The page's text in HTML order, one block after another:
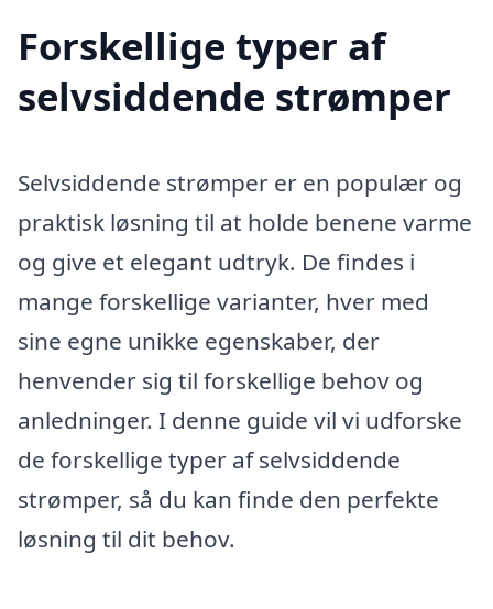
Forskellige typer af
selvsiddende strømper
Selvsiddende strømper er en populær og
praktisk løsning til at holde benene varme
og give et elegant udtryk. De findes i
mange forskellige varianter, hver med
sine egne unikke egenskaber, der
henvender sig til forskellige behov og
anledninger. I denne guide vil vi udforske
de forskellige typer af selvsiddende
strømper, så du kan finde den perfekte
løsning til dit behov.